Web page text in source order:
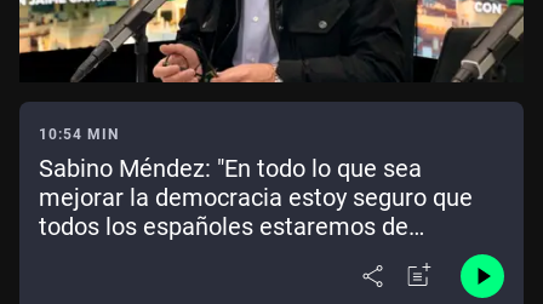
10:54 MIN
Sabino Méndez: "En todo lo que sea
mejorar la democracia estoy seguro que
todos los españoles estaremos de